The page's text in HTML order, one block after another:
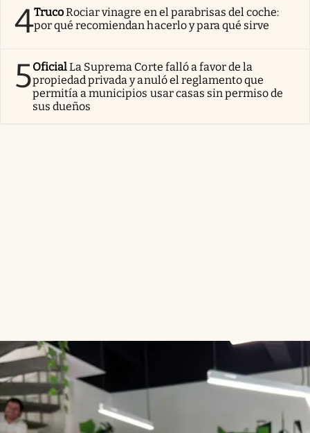
4TrucoRociar vinagre en el parabrisas del coche:
por qué recomiendan hacerlo y para qué sirve
5OficialLa Suprema Corte falló a favor de la
propiedad privada y anuló el reglamento que
permitía a municipios usar casas sin permiso de
sus dueños